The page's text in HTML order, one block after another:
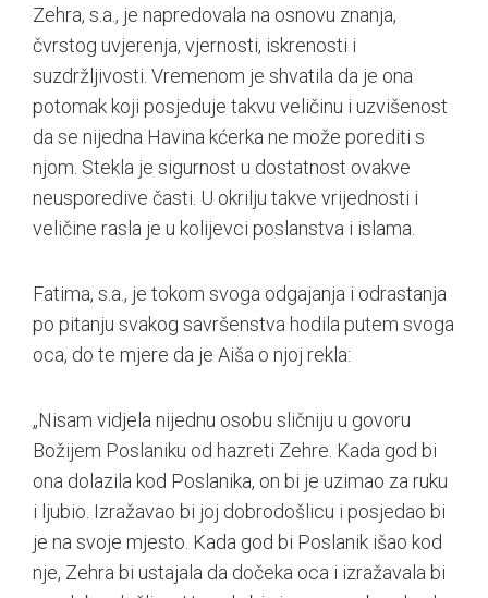
Zehra, s.a., je napredovala na osnovu znanja,
čvrstog uvjerenja, vjernosti, iskrenosti i
suzdržljivosti. Vremenom je shvatila da je ona
potomak koji posjeduje takvu veličinu i uzvišenost
da se nijedna Havina kćerka ne može porediti s
njom. Stekla je sigurnost u dostatnost ovakve
neusporedive časti. U okrilju takve vrijednosti i
veličine rasla je u kolijevci poslanstva i islama.
Fatima, s.a., je tokom svoga odgajanja i odrastanja
po pitanju svakog savršenstva hodila putem svoga
oca, do te mjere da je Aiša o njoj rekla:
„Nisam vidjela nijednu osobu sličniju u govoru
Božijem Poslaniku od hazreti Zehre. Kada god bi
ona dolazila kod Poslanika, on bi je uzimao za ruku
i ljubio. Izražavao bi joj dobrodošlicu i posjedao bi
je na svoje mjesto. Kada god bi Poslanik išao kod
nje, Zehra bi ustajala da dočeka oca i izražavala bi